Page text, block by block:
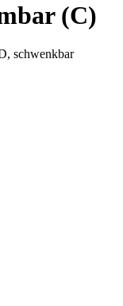
(C)
schwenkbar